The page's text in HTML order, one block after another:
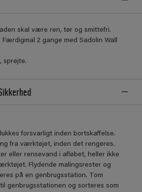
skal være ren, tør og smittefri.
Færdigmal 2 gange med Sadolin Wall
sprøjte.
forsvarligt inden bortskaffelse.
fra værktøjet, inden det rengøres.
eller rensevand i afløbet, heller ikke
Flydende malingsrester og
på en genbrugsstation. Tom
genbrugsstationen og sorteres som